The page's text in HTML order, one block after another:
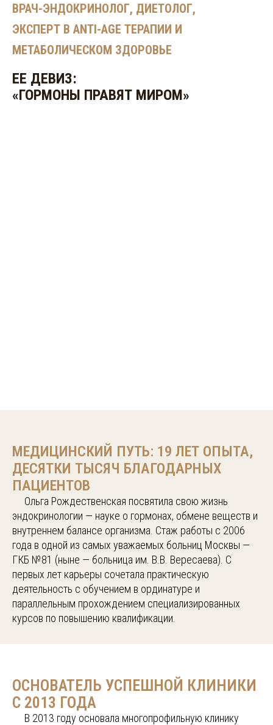
ВРАЧ-ЭНДОКРИНОЛОГ, ДИЕТОЛОГ,
ЭКСПЕРТ В ANTI-AGE ТЕРАПИИ И
МЕТАБОЛИЧЕСКОМ ЗДОРОВЬЕ
ЕЕ ДЕВИЗ:
«ГОРМОНЫ ПРАВЯТ МИРОМ»
МЕДИЦИНСКИЙ ПУТЬ: 19 ЛЕТ ОПЫТА,
ДЕСЯТКИ ТЫСЯЧ БЛАГОДАРНЫХ
ПАЦИЕНТОВ
Ольга Рождественская посвятила свою жизнь
эндокринологии — науке о гормонах, обмене веществ и
внутреннем балансе организма. Стаж работы с 2006
года в одной из самых уважаемых больниц Москвы —
ГКБ №81 (ныне — больница им. В.В. Вересаева). С
первых лет карьеры сочетала практическую
деятельность с обучением в ординатуре и
параллельным прохождением специализированных
курсов по повышению квалификации.
ОСНОВАТЕЛЬ УСПЕШНОЙ КЛИНИКИ
С 2013 ГОДА
В 2013 году основала многопрофильную клинику